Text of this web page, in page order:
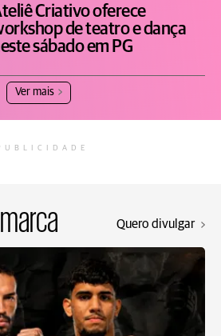
Criativo oferece
de teatro e dança
sábado em PG
Ver mais
Quero divulgar